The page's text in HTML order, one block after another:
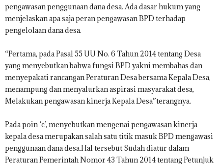
pengawasan penggunaan dana desa. Ada dasar hukum yang
menjelaskan apa saja peran pengawasan BPD terhadap
pengelolaan dana desa.
“Pertama, pada Pasal 55 UU No. 6 Tahun 2014 tentang Desa
yang menyebutkan bahwa fungsi BPD yakni membahas dan
menyepakati rancangan Peraturan Desa bersama Kepala Desa,
menampung dan menyalurkan aspirasi masyarakat desa,
Melakukan pengawasan kinerja Kepala Desa”terangnya.
Pada poin ‘c’, menyebutkan mengenai pengawasan kinerja
kepala desa merupakan salah satu titik masuk BPD mengawasi
penggunaan dana desa.Hal tersebut Sudah diatur dalam
Peraturan Pemerintah Nomor 43 Tahun 2014 tentang Petunjuk